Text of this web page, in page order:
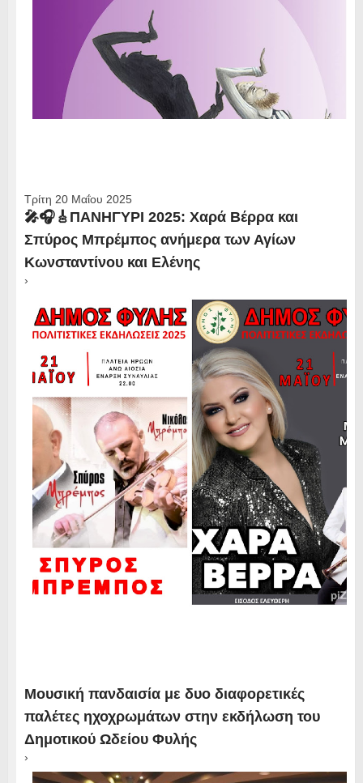
Τρίτη 20 Μαΐου 2025
🎤🎧🎸ΠΑΝΗΓΥΡΙ 2025: Χαρά Βέρρα και
Σπύρος Μπρέμπος ανήμερα των Αγίων
Κωνσταντίνου και Ελένης
›
Μουσική πανδαισία με δυο διαφορετικές
παλέτες ηχοχρωμάτων στην εκδήλωση του
Δημοτικού Ωδείου Φυλής
›